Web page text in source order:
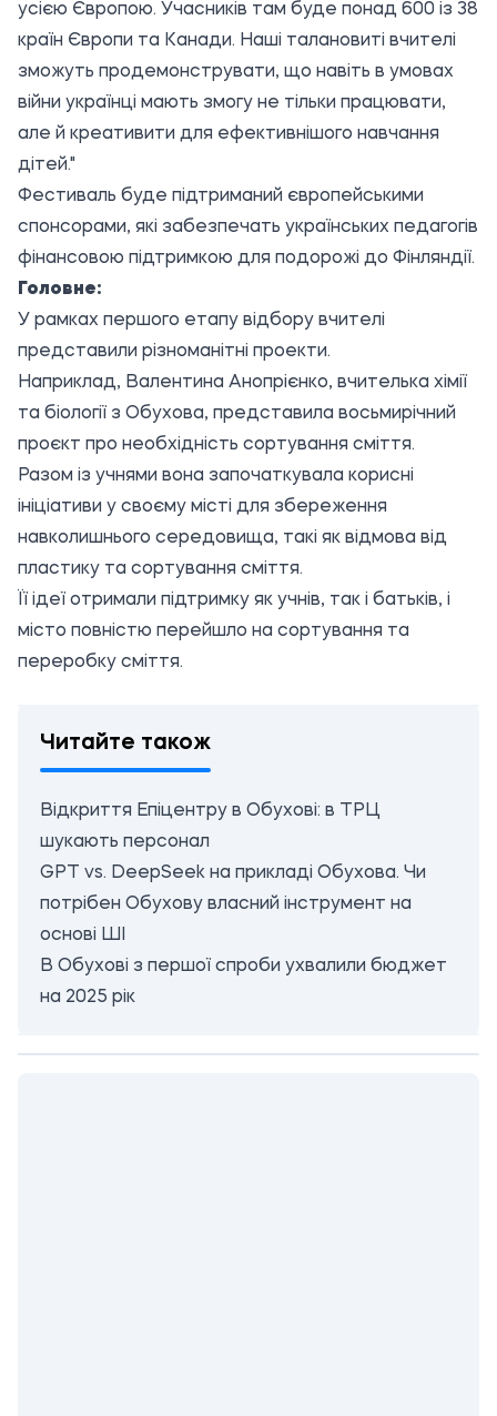
усією Європою. Учасників там буде понад 600 із 38
країн Європи та Канади. Наші талановиті вчителі
зможуть продемонструвати, що навіть в умовах
війни українці мають змогу не тільки працювати,
але й креативити для ефективнішого навчання
дітей."
Фестиваль буде підтриманий європейськими
спонсорами, які забезпечать українських педагогів
фінансовою підтримкою для подорожі до Фінляндії.
Головне:
У рамках першого етапу відбору вчителі
представили різноманітні проекти.
Наприклад, Валентина Анопрієнко, вчителька хімії
та біології з Обухова, представила восьмирічний
проєкт про необхідність сортування сміття.
Разом із учнями вона започаткувала корисні
ініціативи у своєму місті для збереження
навколишнього середовища, такі як відмова від
пластику та сортування сміття.
Її ідеї отримали підтримку як учнів, так і батьків, і
місто повністю перейшло на сортування та
переробку сміття.
Читайте також
Відкриття Епіцентру в Обухові: в ТРЦ
шукають персонал
GPT vs. DeepSeek на прикладі Обухова. Чи
потрібен Обухову власний інструмент на
основі ШІ
В Обухові з першої спроби ухвалили бюджет
на 2025 рік